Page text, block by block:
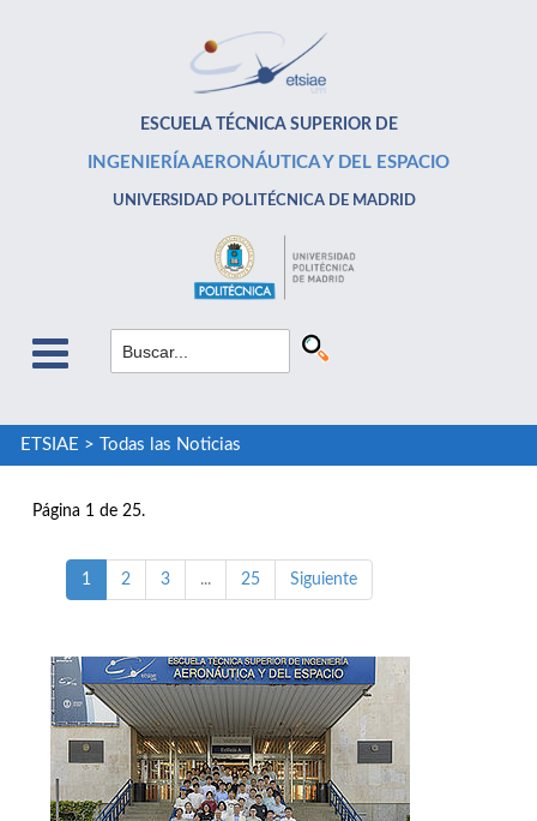
ESCUELA TÉCNICA SUPERIOR DE
INGENIERÍA AERONÁUTICA Y DEL ESPACIO
UNIVERSIDAD POLITÉCNICA DE MADRID
ETSIAE > Todas las Noticias
Página 1 de 25.
1 2 3 ... 25 Siguiente